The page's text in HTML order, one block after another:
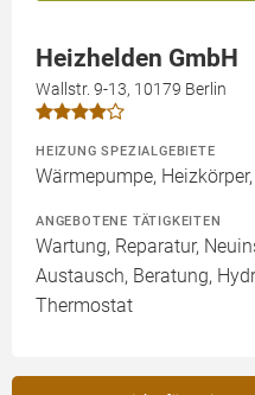
Heizhelden GmbH
Wallstr. 9-13, 10179 Berlin
HEIZUNG SPEZIALGEBIETE
Wärmepumpe,
ANGEBOTENE TÄTIGKEITEN
Wartung, Reparatur,
Austausch, Beratung,
Thermostat